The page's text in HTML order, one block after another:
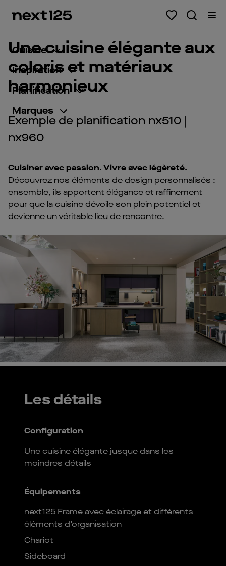
Cuisine
Inspiration
Planification
Marques
Une cuisine élégante aux
coloris et matériaux
harmonieux
Exemple de planification nx510 |
nx960
Cuisiner avec passion. Vivre avec légèreté.
Découvrez nos éléments de design personnalisés :
ensemble, ils apportent élégance et raffinement
pour que la cuisine dévoile son plein potentiel et
devienne un véritable lieu de rencontre.
Les détails
Configuration
Une cuisine élégante jusque dans les
moindres détails
Équipements
next125 Frame avec éclairage et différents
éléments d’organisation
Chariot
Sideboard